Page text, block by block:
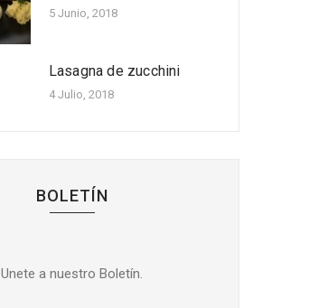
5 Junio, 2018
Lasagna de zucchini
4 Julio, 2018
manzana y mango
Oct 06, 2022
BOLETÍN
Unete a nuestro Boletín.